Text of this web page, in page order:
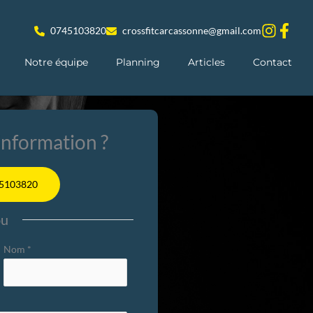
Notre équipe Planning Articles Contact
0745103820 crossfitcarcassonne@gmail.com
?
Nom *